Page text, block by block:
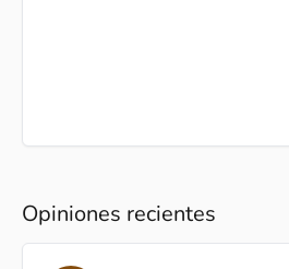
Opiniones recientes